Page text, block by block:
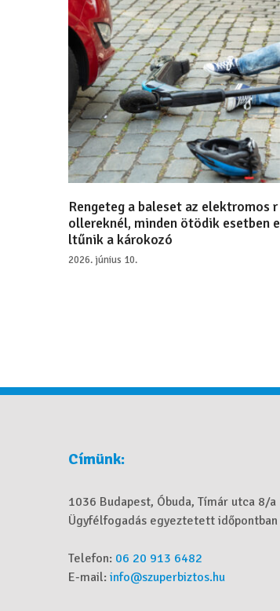
Rengeteg a baleset az elektromos r
ollereknél, minden ötödik esetben e
ltűnik a károkozó
2026. június 10.
Címünk:
1036 Budapest, Óbuda, Tímár utca 8/a
Ügyfélfogadás egyeztetett időpontban
Telefon: 06 20 913 6482
E-mail: info@szuperbiztos.hu